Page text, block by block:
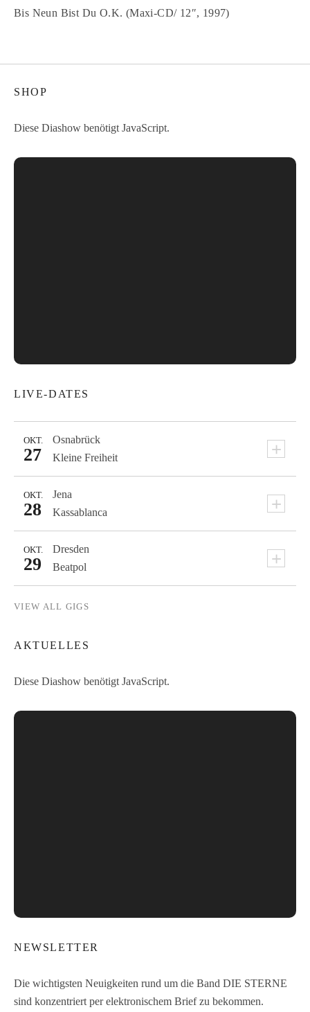
Bis Neun Bist Du O.K. (Maxi-CD/ 12″, 1997)
SHOP
Diese Diashow benötigt JavaScript.
LIVE-DATES
Osnabrück +
OKT.
27 Kleine Freiheit
Jena +
OKT.
28 Kassablanca
Dresden +
OKT.
29 Beatpol
VIEW ALL GIGS
AKTUELLES
Diese Diashow benötigt JavaScript.
NEWSLETTER
Die wichtigsten Neuigkeiten rund um die Band DIE STERNE
sind konzentriert per elektronischem Brief zu bekommen.